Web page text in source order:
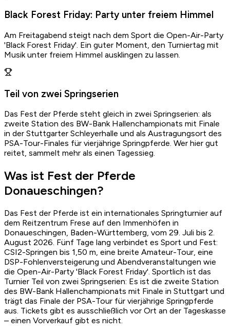
Von Osi zusammengestellt
Fehler gefunden?
Schreib anosi@ridetreat.de
Problem melden
Black Forest Friday: Party unter freiem Himmel
Am Freitagabend steigt nach dem Sport die Open-Air-Party
'Black Forest Friday'. Ein guter Moment, den Turniertag mit
Musik unter freiem Himmel ausklingen zu lassen.
Teil von zwei Springserien
Das Fest der Pferde steht gleich in zwei Springserien: als
zweite Station des BW-Bank Hallenchampionats mit Finale
in der Stuttgarter Schleyerhalle und als Austragungsort des
PSA-Tour-Finales für vierjährige Springpferde. Wer hier gut
reitet, sammelt mehr als einen Tagessieg.
Was ist Fest der Pferde
Donaueschingen?
Das Fest der Pferde ist ein internationales Springturnier auf
dem Reitzentrum Frese auf den Immenhöfen in
Donaueschingen, Baden-Württemberg, vom 29. Juli bis 2.
August 2026. Fünf Tage lang verbindet es Sport und Fest:
CSI2-Springen bis 1,50 m, eine breite Amateur-Tour, eine
DSP-Fohlenversteigerung und Abendveranstaltungen wie
die Open-Air-Party 'Black Forest Friday'. Sportlich ist das
Turnier Teil von zwei Springserien: Es ist die zweite Station
des BW-Bank Hallenchampionats mit Finale in Stuttgart und
trägt das Finale der PSA-Tour für vierjährige Springpferde
aus. Tickets gibt es ausschließlich vor Ort an der Tageskasse
– einen Vorverkauf gibt es nicht.